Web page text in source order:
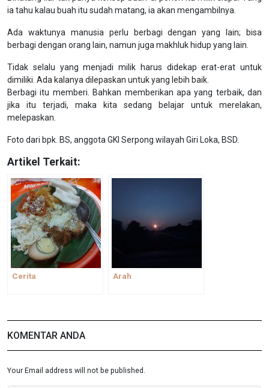
ia tahu kalau buah itu sudah matang, ia akan mengambilnya.
Ada waktunya manusia perlu berbagi dengan yang lain; bisa
berbagi dengan orang lain, namun juga makhluk hidup yang lain.
Tidak selalu yang menjadi milik harus didekap erat-erat untuk
dimiliki. Ada kalanya dilepaskan untuk yang lebih baik.
Berbagi itu memberi. Bahkan memberikan apa yang terbaik, dan
jika itu terjadi, maka kita sedang belajar untuk merelakan,
melepaskan.
Foto dari bpk. BS, anggota GKI Serpong wilayah Giri Loka, BSD.
Artikel Terkait:
Cerita Arah
KOMENTAR ANDA
Your Email address will not be published.